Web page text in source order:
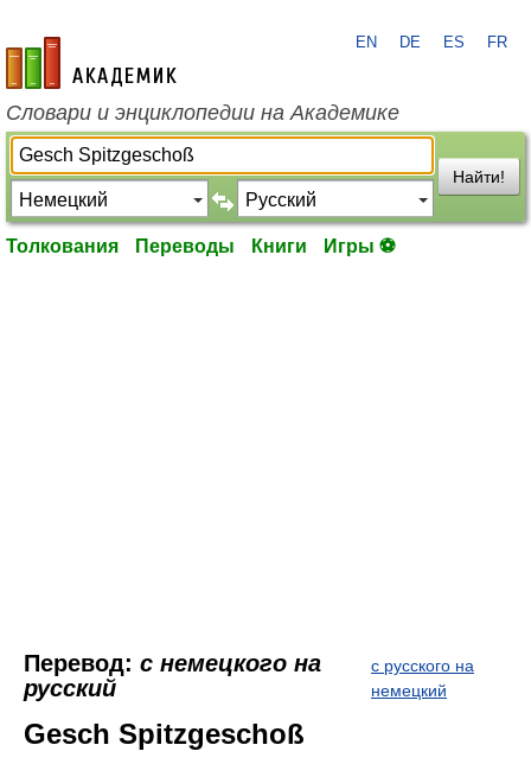
academic.ru
EN DE ES FR
Словари и энциклопедии на Академике
Найти!
Толкования Переводы Книги Игры ⚽
Перевод: с немецкого на
русский
с русского на
немецкий
Gesch Spitzgeschoß